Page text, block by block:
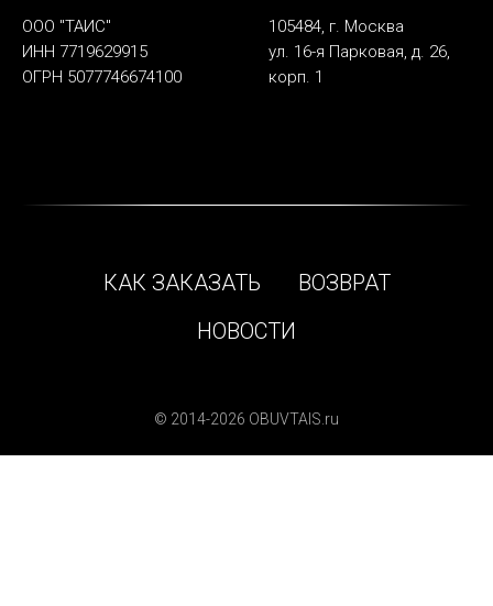
ООО "ТАИС"
ИНН 7719629915
ОГРН 5077746674100
105484, г. Москва
ул. 16-я Парковая, д. 26,
корп. 1
КАК ЗАКАЗАТЬ
ВОЗВРАТ
НОВОСТИ
© 2014-2026 OBUVTAIS.ru